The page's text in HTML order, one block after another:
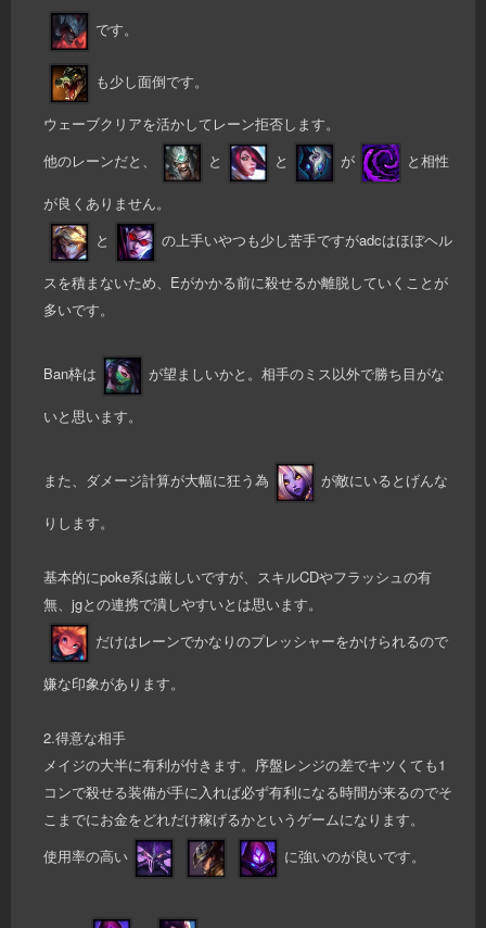
です。
も少し面倒です。
ウェーブクリアを活かしてレーン拒否します。
他のレーンだと、
と と が と相性
が良くありません。
と
の上手いやつも少し苦手ですがadcはほぼヘル
スを積まないため、Eがかかる前に殺せるか離脱していくことが
多いです。
Ban枠は が望ましいかと。相手のミス以外で勝ち目がな
いと思います。
また、ダメージ計算が大幅に狂う為 が敵にいるとげんな
りします。
基本的にpoke系は厳しいですが、スキルCDやフラッシュの有
無、jgとの連携で潰しやすいとは思います。
だけはレーンでかなりのプレッシャーをかけられるので
嫌な印象があります。
2.得意な相手
メイジの大半に有利が付きます。序盤レンジの差でキツくても1
コンで殺せる装備が手に入れば必ず有利になる時間が来るのでそ
こまでにお金をどれだけ稼げるかというゲームになります。
使用率の高い
に強いのが良いです。